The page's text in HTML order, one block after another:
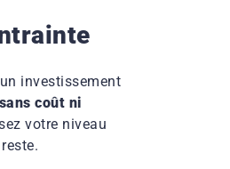
investissement
sans coût ni
votre niveau